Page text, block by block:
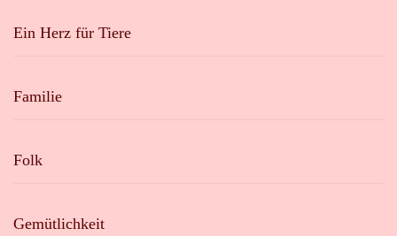
Ein Herz für Tiere
Familie
Folk
Gemütlichkeit